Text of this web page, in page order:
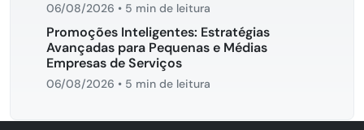
06/08/2026 • 5 min de leitura
Promoções Inteligentes: Estratégias
Avançadas para Pequenas e Médias
Empresas de Serviços
06/08/2026 • 5 min de leitura